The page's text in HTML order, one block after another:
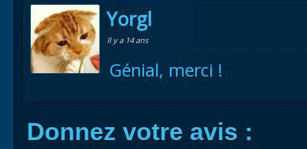
Yorgl
Il y a 14 ans
Génial, merci !
Donnez votre avis :